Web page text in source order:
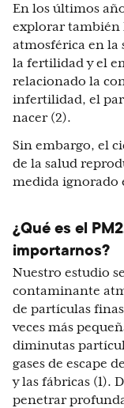
En los últimos
explorar también
atmosférica en la
la fertilidad y el
relacionado la
infertilidad, el
nacer (2).
Sin embargo, el
de la salud
medida ignorado
¿Qué es el
importarnos?
Nuestro estudio
contaminante
de partículas
veces más
diminutas
gases de escape
y las fábricas (1).
penetrar